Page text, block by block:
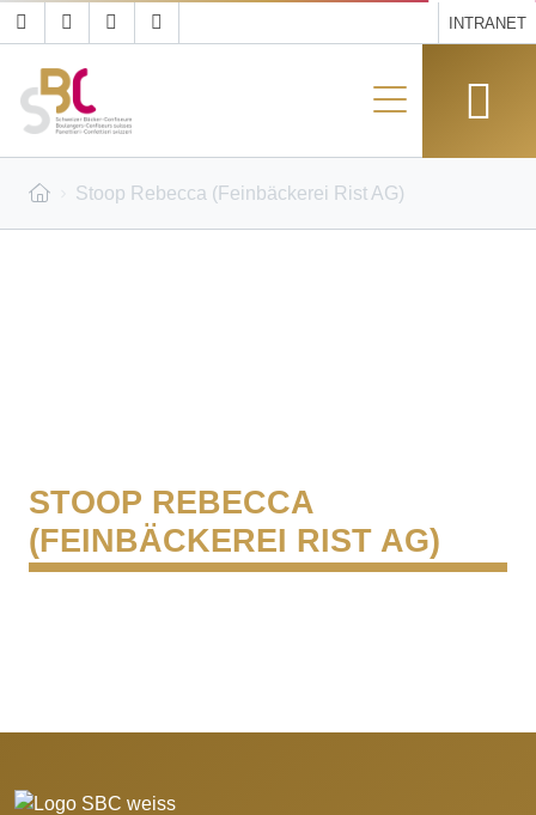
INTRANET
Stoop Rebecca (Feinbäckerei Rist AG)
STOOP REBECCA
(FEINBÄCKEREI RIST AG)